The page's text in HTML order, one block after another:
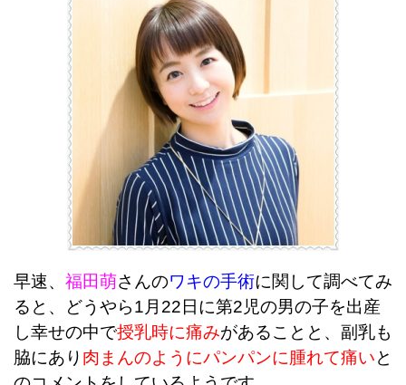
早速、 福田萌さんのワキの手術に関して調べてみ
ると、
どうやら1月22日に第2児の男の子を出産
し幸せの中で授乳時に痛みがあることと、副乳も
脇にあり 肉まんのようにパンパンに腫れて痛いと